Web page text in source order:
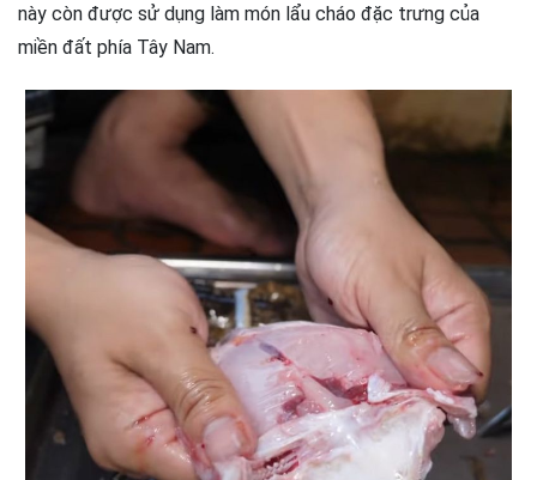
này còn được sử dụng làm món lẩu cháo đặc trưng của
miền đất phía Tây Nam.